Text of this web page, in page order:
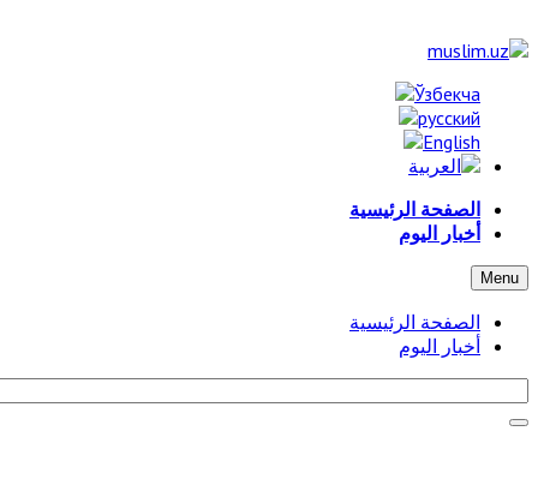
الصفحة الرئيسية
أخبار اليوم
Menu
الصفحة الرئيسية
أخبار اليوم